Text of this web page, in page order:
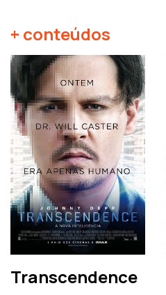
+ conteúdos
Transcendence